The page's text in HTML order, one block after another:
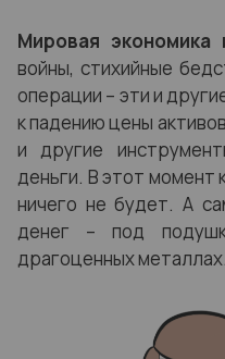
Мировая экономика
войны, стихийные
операции – эти и
к падению цены
и другие
деньги. В этот момент
ничего не будет. А
денег – под
драгоценных металлах.